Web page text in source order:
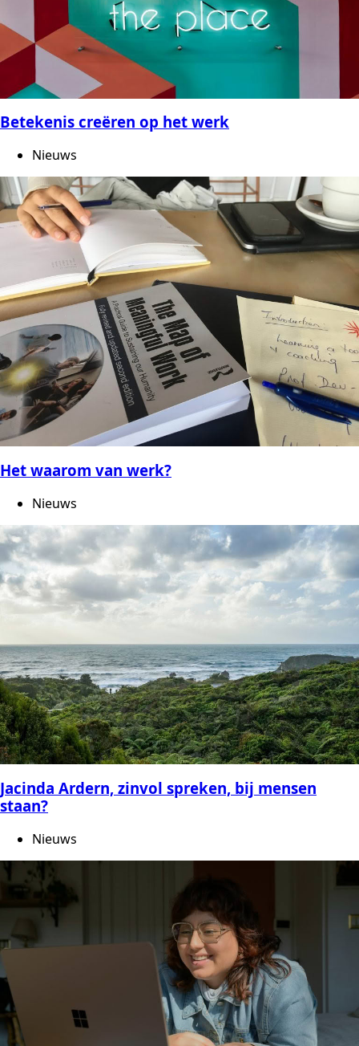
Betekenis creëren op het werk
Nieuws
Het waarom van werk?
Nieuws
Jacinda Ardern, zinvol spreken, bij mensen
staan?
Nieuws